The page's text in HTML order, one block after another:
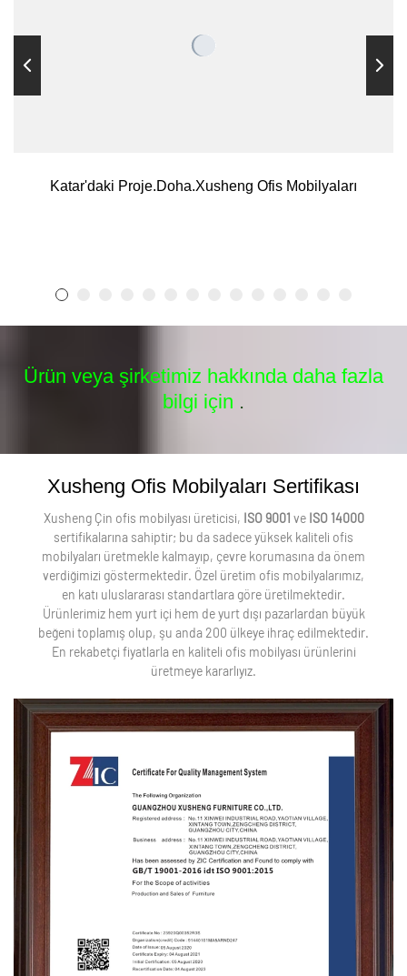
Katar'daki Proje.Doha.Xusheng Ofis Mobilyaları
Ürün veya şirketimiz hakkında daha fazla
bilgi için .
Xusheng Ofis Mobilyaları Sertifikası
Xusheng Çin ofis mobilyası üreticisi, ISO 9001 ve ISO 14000
sertifikalarına sahiptir; bu da sadece yüksek kaliteli ofis
mobilyaları üretmekle kalmayıp, çevre korumasına da önem
verdiğimizi göstermektedir. Özel üretim ofis mobilyalarımız,
en katı uluslararası standartlara göre üretilmektedir.
Ürünlerimiz hem yurt içi hem de yurt dışı pazarlardan büyük
beğeni toplamış olup, şu anda 200 ülkeye ihraç edilmektedir.
En rekabetçi fiyatlarla en kaliteli ofis mobilyası ürünlerini
üretmeye kararlıyız.